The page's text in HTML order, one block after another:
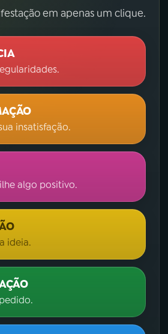
em apenas um clique.
insatisfação.
algo positivo.
ideia.